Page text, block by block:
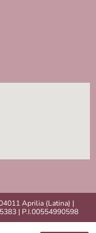
Aprilia (Latina) |
| P.I.00554990598